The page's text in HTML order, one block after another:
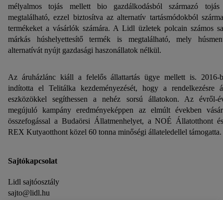
mélyalmos tojás mellett bio gazdálkodásból származó
megtalálható, ezzel biztosítva az alternatív tartásmódokból
termékeket a vásárlók számára. A Lidl üzletek polcain számos
márkás húshelyettesítő termék is megtalálható, mely
alternatívát nyújt gazdasági haszonállatok nélkül.
Az áruházlánc kiáll a felelős állattartás ügye mellett is. 2016-
indította el Telitálka kezdeményezését, hogy a rendelkezésre
eszközökkel segíthessen a nehéz sorsú állatokon. Az évről-
megújuló kampány eredményeképpen az elmúlt években
összefogással a Budaörsi Állatmenhelyet, a NOÉ Állatotthont
REX Kutyaotthont közel 60 tonna minőségi állateledellel támogatta.
Sajtókapcsolat
Lidl sajtóosztály
sajto@lidl.hu